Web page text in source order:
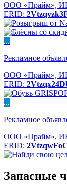
ООО «Прайм»,
ERID:
...
Рекламное
ООО «Прайм»,
ERID:
...
Рекламное
ООО «Прайм»,
ERID:
Запасные